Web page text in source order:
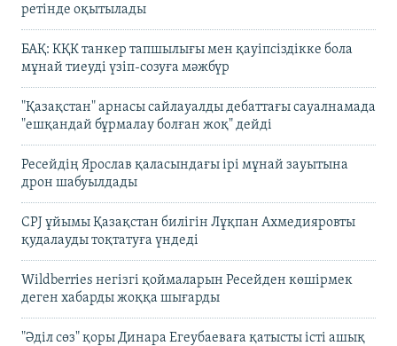
ретінде оқытылады
БАҚ: КҚК танкер тапшылығы мен қауіпсіздікке бола
мұнай тиеуді үзіп-созуға мәжбүр
"Қазақстан" арнасы сайлауалды дебаттағы сауалнамада
"ешқандай бұрмалау болған жоқ" дейді
Ресейдің Ярослав қаласындағы ірі мұнай зауытына
дрон шабуылдады
CPJ ұйымы Қазақстан билігін Лұқпан Ахмедияровты
қудалауды тоқтатуға үндеді
Wildberries негізгі қоймаларын Ресейден көшірмек
деген хабарды жоққа шығарды
"Әділ сөз" қоры Динара Егеубаеваға қатысты істі ашық